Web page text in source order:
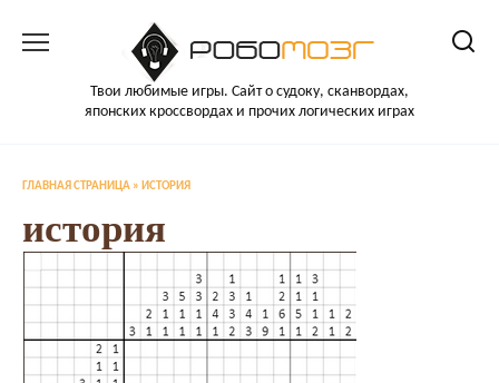
Твои любимые игры. Сайт о судоку, сканвордах,
японских кроссвордах и прочих логических играх
ГЛАВНАЯ СТРАНИЦА » ИСТОРИЯ
история